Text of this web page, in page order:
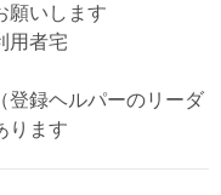
願いします
用者宅
録ヘルパーのリーダ
ります